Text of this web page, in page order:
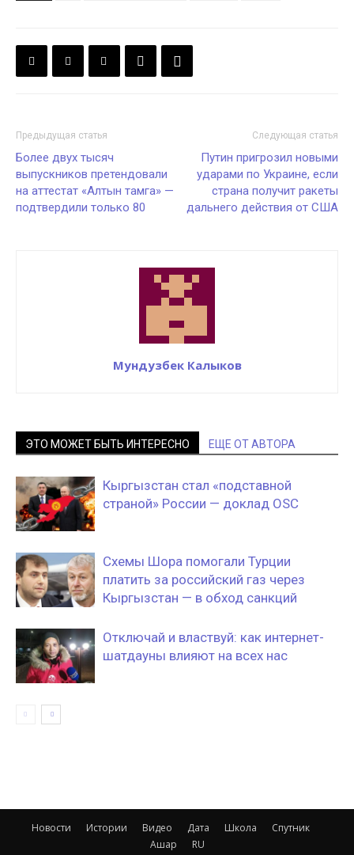
Предыдущая статья
Более двух тысяч
выпускников претендовали
на аттестат «Алтын тамга» —
подтвердили только 80
Следующая статья
Путин пригрозил новыми
ударами по Украине, если
страна получит ракеты
дальнего действия от США
Мундузбек Калыков
ЭТО МОЖЕТ БЫТЬ ИНТЕРЕСНО ЕЩЕ ОТ АВТОРА
Кыргызстан стал «подставной
страной» России — доклад OSC
Схемы Шора помогали Турции
платить за российский газ через
Кыргызстан — в обход санкций
Отключай и властвуй: как интернет-
шатдауны влияют на всех нас
Новости Истории Видео Дата Школа
Спутник
Ашар
RU